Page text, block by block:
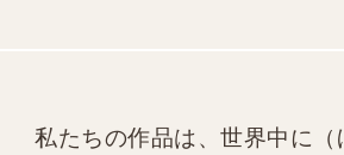
私たちの作品は、世界中に（